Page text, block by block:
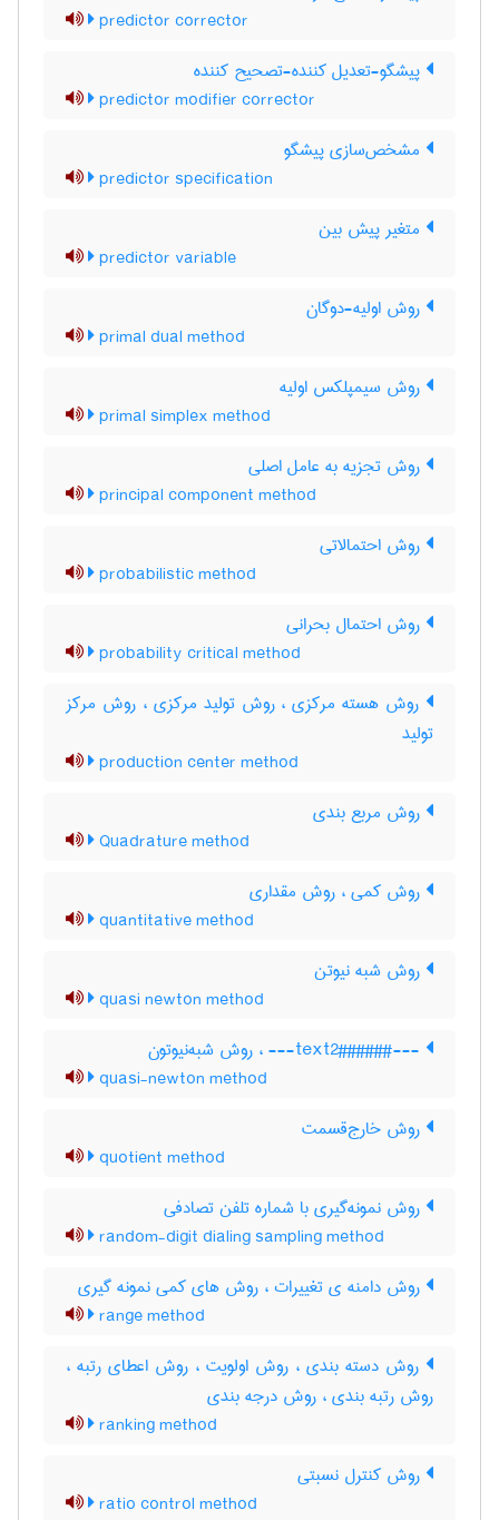
predictor corrector
پیشگو-تعدیل کننده-تصحیح کننده
predictor modifier corrector
مشخص‌سازی پیشگو
predictor specification
متغیر پیش بین
predictor variable
روش اولیه-دوگان
primal dual method
روش سیمپلکس اولیه
primal simplex method
روش تجزیه به عامل اصلی
principal component method
روش احتمالاتی
probabilistic method
روش احتمال بحرانی
probability critical method
روش هسته مرکزی ، روش تولید مرکزی ، روش مرکز
تولید
production center method
روش مربع بندی
Quadrature method
روش کمی ، روش مقداری
quantitative method
روش شبه نیوتن
quasi newton method
---###text2###--- ، روش شبه‌نیوتون
quasi-newton method
روش خارج‌قسمت
quotient method
روش نمونه‌گیری با شماره تلفن تصادفی
random-digit dialing sampling method
روش دامنه ی تغییرات ، روش های کمی نمونه گیری
range method
روش دسته بندی ، روش اولویت ، روش اعطای رتبه ،
روش رتبه بندی ، روش درجه بندی
ranking method
روش کنترل نسبتی
ratio control method